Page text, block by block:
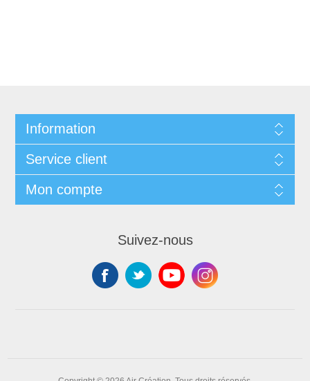
Information
Service client
Mon compte
Suivez-nous